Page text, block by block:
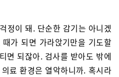
정이 돼. 단순한 감기는 아니겠
가 되면 가라앉기만을 기도할
면 되잖아. 검사를 받아도 밖에
료 환경은 열악하니까. 혹시라